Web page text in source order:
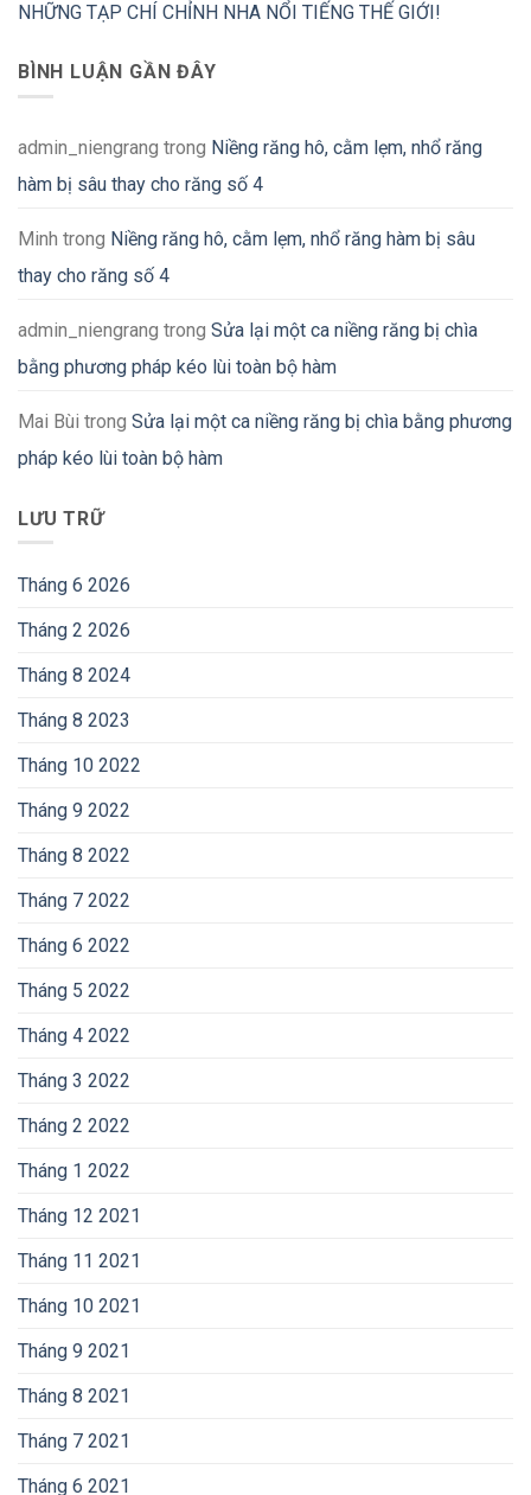
NHỮNG TẠP CHÍ CHỈNH NHA NỔI TIẾNG THẾ GIỚI!
BÌNH LUẬN GẦN ĐÂY
admin_niengrang trong Niềng răng hô, cằm lẹm, nhổ răng
hàm bị sâu thay cho răng số 4
Minh trong Niềng răng hô, cằm lẹm, nhổ răng hàm bị sâu
thay cho răng số 4
admin_niengrang trong Sửa lại một ca niềng răng bị chìa
bằng phương pháp kéo lùi toàn bộ hàm
Mai Bùi trong Sửa lại một ca niềng răng bị chìa bằng phương
pháp kéo lùi toàn bộ hàm
LƯU TRỮ
Tháng 6 2026
Tháng 2 2026
Tháng 8 2024
Tháng 8 2023
Tháng 10 2022
Tháng 9 2022
Tháng 8 2022
Tháng 7 2022
Tháng 6 2022
Tháng 5 2022
Tháng 4 2022
Tháng 3 2022
Tháng 2 2022
Tháng 1 2022
Tháng 12 2021
Tháng 11 2021
Tháng 10 2021
Tháng 9 2021
Tháng 8 2021
Tháng 7 2021
Tháng 6 2021